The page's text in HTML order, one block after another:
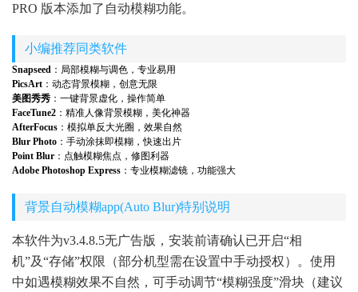
PRO 版本添加了自动模糊功能。
小编推荐同类软件
Snapseed ：局部模糊与调色，专业易用
PicsArt ：动态背景模糊，创意无限
美图秀秀 ：一键背景虚化，操作简单
FaceTune2 ：精准人像背景模糊，美化神器
AfterFocus ：模拟单反大光圈，效果自然
Blur Photo ：手动涂抹即模糊，快速出片
Point Blur ：点触模糊焦点，修图利器
Adobe Photoshop Express ：专业模糊滤镜，功能强大
背景自动模糊app(Auto Blur)特别说明
本软件为v3.4.8.5无广告版，安装前请确认已开启“相
机”及“存储”权限（部分机型需在设置中手动授权）。使用
中如遇模糊效果不自然，可手动调节“模糊强度”滑块（建议